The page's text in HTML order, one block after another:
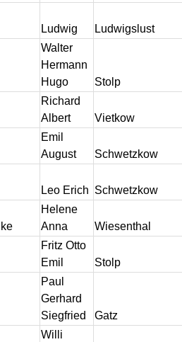
Ludwig Ludwigslust
Walter
Hermann
Hugo
Stolp
Richard
Albert
Vietkow
Emil
August
Schwetzkow
Leo Erich Schwetzkow
Helene
Anna
Wiesenthal
Fritz Otto
Emil
Stolp
Paul
Gerhard
Siegfried
Gatz
Willi